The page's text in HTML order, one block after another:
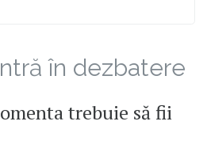
în dezbatere
trebuie să fii